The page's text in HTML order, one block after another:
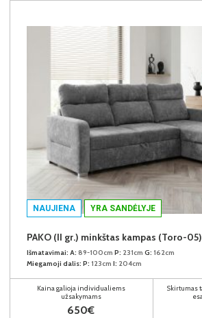
NAUJIENA YRA SANDĖLYJE
PAKO (II gr.) minkštas kampas (Toro-05)
Išmatavimai: A: 89-100cm P: 231cm G: 162cm
Miegamoji dalis: P: 123cm I: 204cm
Kaina galioja individualiems
užsakymams
650€
Skirtumas